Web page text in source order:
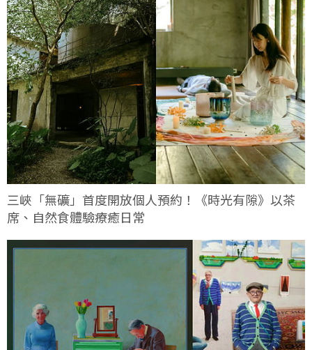
三峽「無礦」首度開放個人預約！《時光有隙》以茶
席、自然食體驗療癒日常